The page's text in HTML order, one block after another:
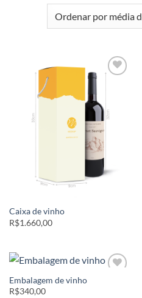
Caixa de vinho
R$1.660,00
Embalagem de vinho
R$340,00